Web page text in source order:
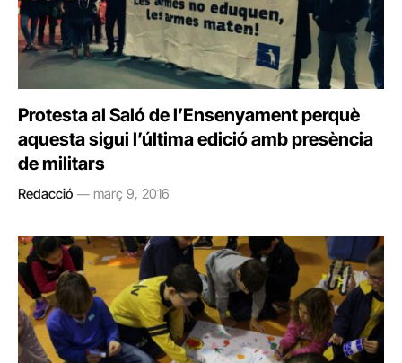
Protesta al Saló de l’Ensenyament perquè
aquesta sigui l’última edició amb presència
de militars
Redacció març 9, 2016